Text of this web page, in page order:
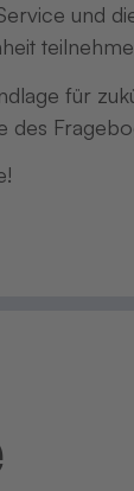
und
für
des